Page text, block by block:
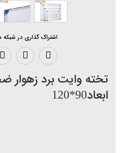
اشتراک گذاری در شبکه
تخته وایت برد
ابعاد90*120